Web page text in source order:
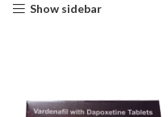
Show sidebar